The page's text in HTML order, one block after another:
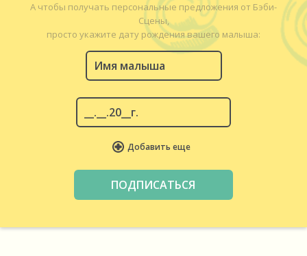
А чтобы получать персональные предложения от Бэби-
Сцены,
просто укажите дату рождения вашего малыша:
Добавить еще